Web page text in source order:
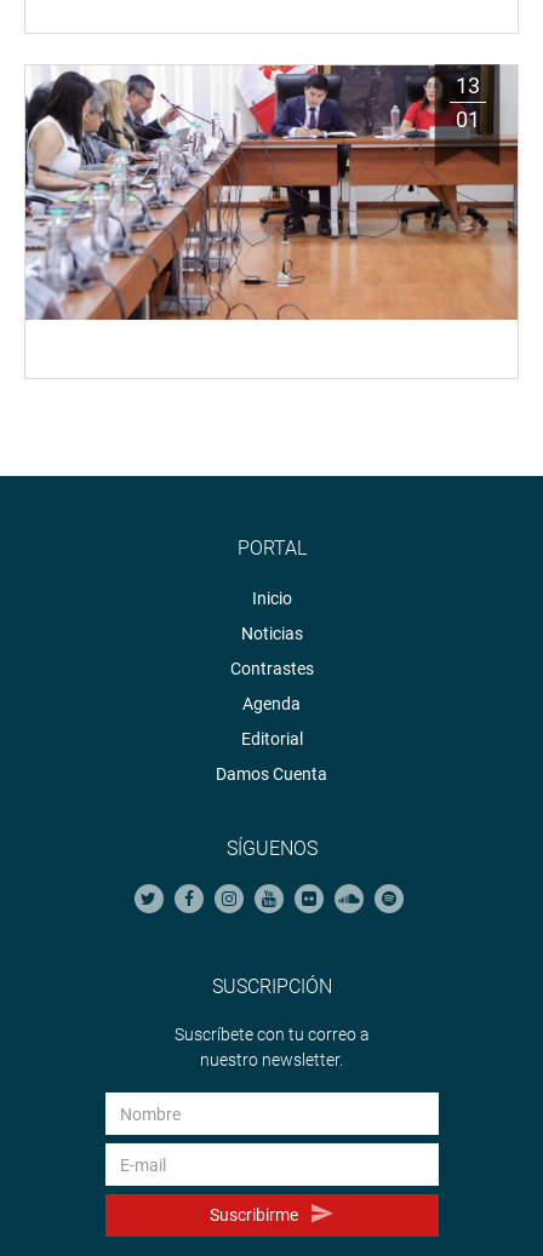
13
01
PORTAL
Inicio
Noticias
Contrastes
Agenda
Editorial
Damos Cuenta
SÍGUENOS
SUSCRIPCIÓN
Suscríbete con tu correo a
nuestro newsletter.
Suscribirme